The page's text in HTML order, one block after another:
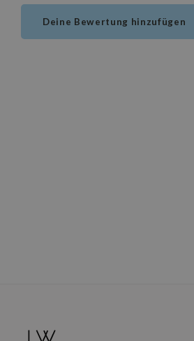
Deine Bewertung hinzufügen